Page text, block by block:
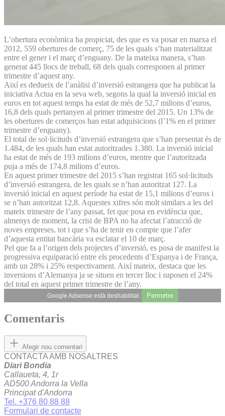
L’obertura econòmica ha propiciat, des que es va posar en marxa el
2012, 559 obertures de comerç, 75 de les quals s’han materialitzat
entre el gener i el març d’enguany. De la mateixa manera, s’han
generat 445 llocs de treball, 68 dels quals corresponen al primer
trimestre d’aquest any.
Així es dedueix de l’anàlisi d’inversió estrangera que ha publicat la
iniciativa Actua en la seva web, segons la qual la inversió inicial en
euros en tot aquest temps ha estat de més de 52,7 milions d’euros,
16,8 dels quals pertanyen al primer trimestre del 2015. Un 13% de
les obertures de comerços han estat adquisicions (l’1% en el primer
trimestre d’enguany).
El total de sol·licituds d’inversió estrangera que s’han presentat és de
1.484, de les quals han estat autoritzades 1.380. La inversió inicial
ha estat de més de 193 milions d’euros, mentre que l’autoritzada
puja a més de 174,8 milions d’euros.
En aquest primer trimestre del 2015 s’han registrat 165 sol·licituds
d’inversió estrangera, de les quals se n’han autoritzat 127. La
inversió inicial en aquest període ha estat de 15,1 milions d’euros i
se n’han autoritzat 12,8. Aquestes xifres són molt similars a les del
mateix trimestre de l’any passat, fet que posa en evidència que,
almenys de moment, la crisi de BPA no ha afectat l’atracció de
noves empreses, tot i que s’ha de tenir en compte que l’afer
d’aquesta entitat bancària va esclatar el 10 de març.
Pel que fa a l’origen dels projectes d’inversió, es posa de manifest la
progressiva equiparació entre els procedents d’Espanya i de França,
amb un 28% i 25% respectivament. Així mateix, destaca que les
inversions d’Alemanya ja se situen en tercer lloc i suposen el 24%
del total en aquest primer trimestre de l’any.
Google Adsense està deshabilitat. Permetre
Comentaris
Afegir nou comentari
CONTACTA AMB NOSALTRES
Diari Bondia
Callaueta, 4, 1r
AD500 Andorra la Vella
Principat d'Andorra
Tel. +376 80 88 88
Formulari de contacte